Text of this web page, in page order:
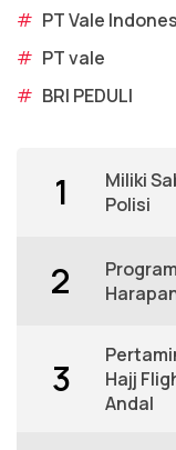
# PT Vale
# PT vale
# BRI PEDULI
1
Miliki
Polisi
2
3
Hajj
Andal